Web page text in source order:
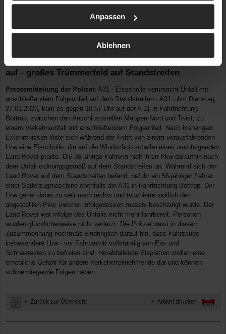
Anpassen
Ablehnen
Ort: NI / A31 bei Meppen / LK Emsland
Gefahr auf der Autobahn: Eisscholle kracht von LKW auf PKW
Doppeltes Pech und großes Glück: Eisscholle fliegt
von LKW auf PKW - Windschutzscheibe vollkommen
auf - großes Trümmerfeld auf Standstreifen
Pressemitteilung der Polizei: A31 - Eisscholle verursacht Unfall mit
anschließendem Folgeunfall auf dem Standstreifen - A31 - Am Dienstag,
27.01.2026, kam es gegen 10:57 Uhr auf der A 31 in Fahrtrichtung
Bottrop, zwischen den Anschlussstellen Meppen-Nord und Twist, zu
einem Verkehrsunfall mit anschließendem Folgeunfall. Nach bisherigen
Erkenntnissen löste sich während der Fahrt von einem vorausfahrenden
Lkw eine Eisscholle, die auf die Windschutzscheibe eines nachfolgenden
Land Rover prallte. Die 36-jährige Fahrerin hielt ihren Pkw daraufhin nach
dem Unfall ordnungsgemäß auf dem Standstreifen an. Während sich der
Land Rover auf dem Standstreifen befand, befuhr ein 56-jähriger Fahrer
einer Sattelzugmaschine ebenfalls die A31 in Fahrtrichtung Bottrop. Der
Lkw geriet dabei zu weit nach rechts und touchierte seitlich den
abgestellten Pkw, welcher infolgedessen massiv beschädigt wurde. Der
Land Rover war infolge des Unfalls nicht mehr fahrbereit. Personen
wurden glücklicherweise nicht verletzt. Die Polizei weist in diesem
Zusammenhang nochmals eindringlich darauf hin, dass Fahrzeuge -
insbesondere Lkw - vor Fahrtantritt vollständig von Eis- und
Schneeresten zu befreien sind. Herabfallende Eisplatten stellen eine
erhebliche Gefahr für andere Verkehrsteilnehmende dar und können
schwerwiegende Folgen haben.
Zurück zur Übersicht Artikel drucken